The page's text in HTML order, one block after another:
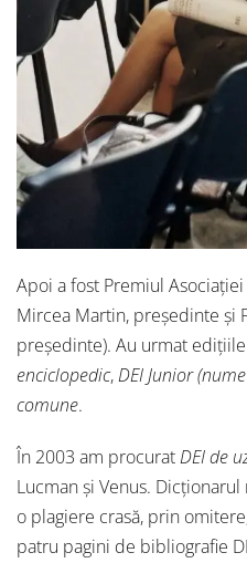
Apoi a fost Premiul
Mircea Martin, președinte și
președinte). Au urmat
enciclopedic,DEI Junior
comune.
În 2003 am procuratDEI de
Lucman și Venus.
o plagiere crasă, prin
patru pagini de bibliografie